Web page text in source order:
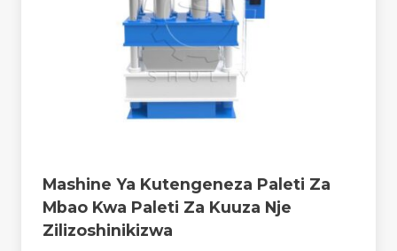
Mashine Ya Kutengeneza Paleti Za
Mbao Kwa Paleti Za Kuuza Nje
Zilizoshinikizwa